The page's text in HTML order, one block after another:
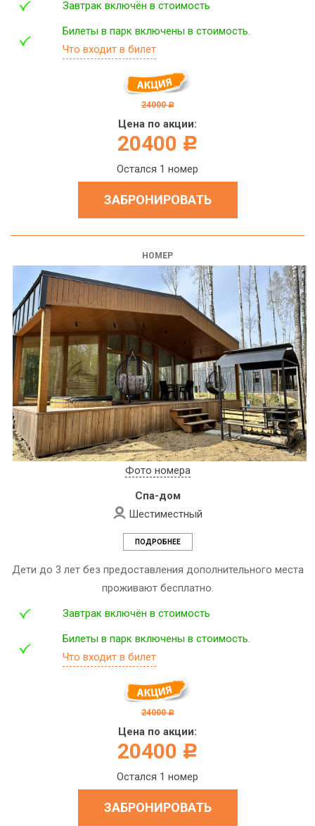
Завтрак включён в стоимость
Билеты в парк включены в стоимость.
Что входит в билет
24000 c
Цена по акции:
20400 c
Остался 1 номер
ЗАБРОНИРОВАТЬ
НОМЕР
Фото номера
Спа-дом
Шестиместный
ПОДРОБНЕЕ
Дети до 3 лет без предоставления дополнительного места
проживают бесплатно.
Завтрак включён в стоимость
Билеты в парк включены в стоимость.
Что входит в билет
24000 c
Цена по акции:
20400 c
Остался 1 номер
ЗАБРОНИРОВАТЬ